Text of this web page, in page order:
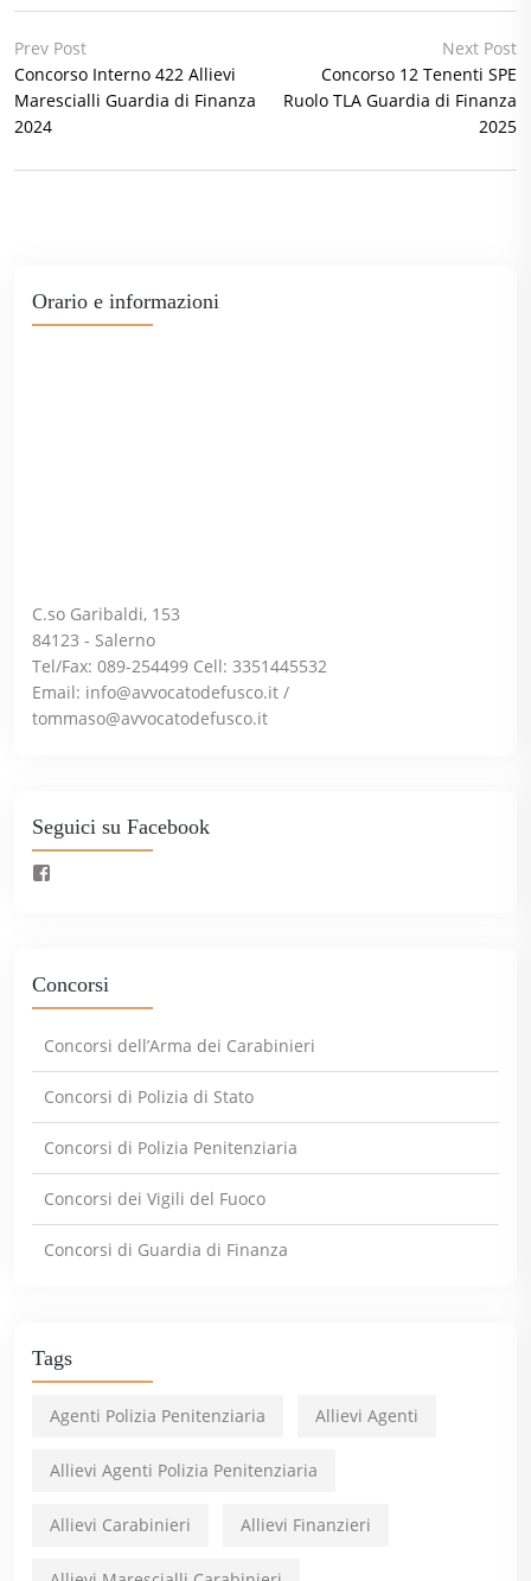
Prev Post
Concorso Interno 422 Allievi
Marescialli Guardia di Finanza
2024
Next Post
Concorso 12 Tenenti SPE
Ruolo TLA Guardia di Finanza
2025
Orario e informazioni
C.so Garibaldi, 153
84123 - Salerno
Tel/Fax: 089-254499 Cell: 3351445532
Email: info@avvocatodefusco.it /
tommaso@avvocatodefusco.it
Seguici su Facebook
Concorsi
Concorsi dell’Arma dei Carabinieri
Concorsi di Polizia di Stato
Concorsi di Polizia Penitenziaria
Concorsi dei Vigili del Fuoco
Concorsi di Guardia di Finanza
Tags
Agenti Polizia Penitenziaria Allievi Agenti
Allievi Agenti Polizia Penitenziaria
Allievi Carabinieri Allievi Finanzieri